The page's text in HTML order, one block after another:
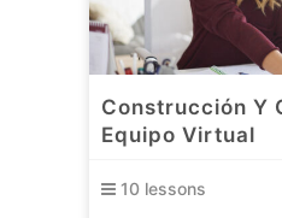
Construcción Y
Equipo Virtual
10 lessons